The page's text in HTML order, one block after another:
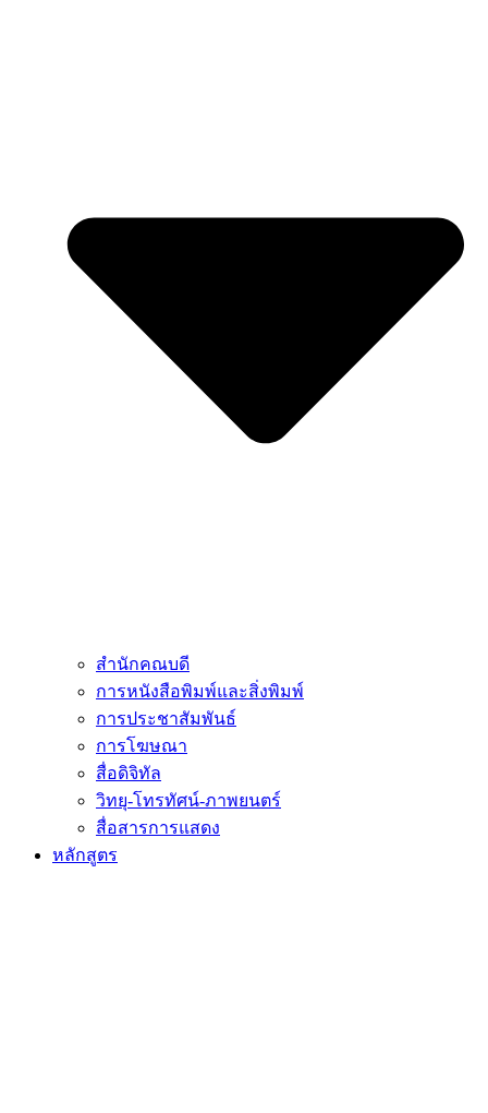
สำนักคณบดี
การหนังสือพิมพ์และสิ่งพิมพ์
การประชาสัมพันธ์
การโฆษณา
สื่อดิจิทัล
วิทยุ-โทรทัศน์-ภาพยนตร์
สื่อสารการแสดง
หลักสูตร